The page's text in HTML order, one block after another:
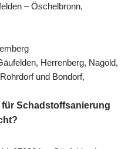
– Öschelbronn,
Herrenberg, Nagold,
und Bondorf,
für Schadstoffsanierung